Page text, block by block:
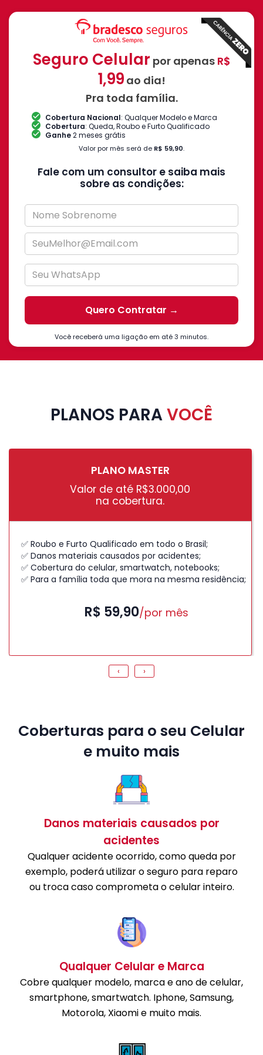
Seguro Celular por apenas R$
1,99ao dia!
Pra toda família.
Cobertura Nacional: Qualquer Modelo e Marca
Cobertura: Queda, Roubo e Furto Qualificado
Ganhe2 meses grátis
Valor por mês será de R$ 59,90.
Fale com um consultor e saiba mais
sobre as condições:
Você receberá uma ligação em até 3 minutos.
PLANOS PARAVOCÊ
PLANO MASTER
Valor de até R$3.000,00
na cobertura.
✅ Roubo e Furto Qualificado em todo o Brasil;
✅ Danos materiais causados por acidentes;
✅ Cobertura do celular, smartwatch, notebooks;
✅ Para a família toda que mora na mesma residência;
R$ 59,90/por mês
‹ ›
Coberturas para o seu Celular
e muito mais
Danos materiais causados por
acidentes
Qualquer acidente ocorrido, como queda por
exemplo, poderá utilizar o seguro para reparo
ou troca caso comprometa o celular inteiro.
Qualquer Celular e Marca
Cobre qualquer modelo, marca e ano de celular,
smartphone, smartwatch. Iphone, Samsung,
Motorola, Xiaomi e muito mais.